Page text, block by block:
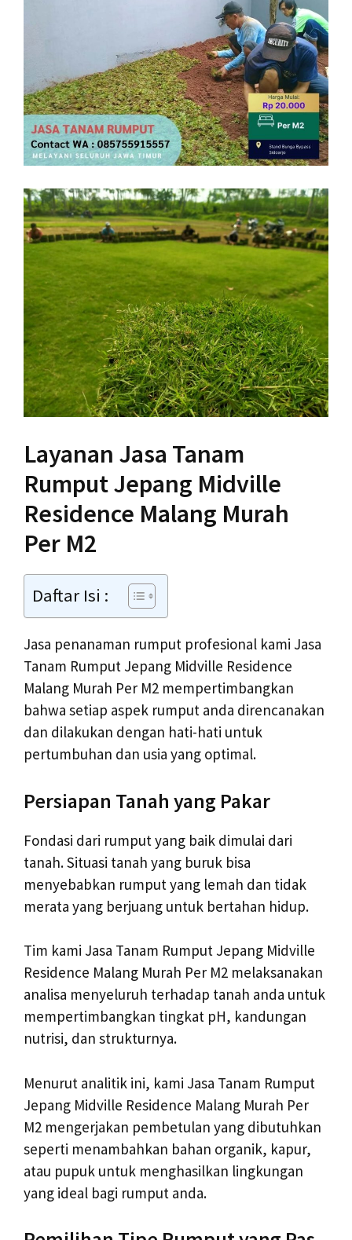
Layanan Jasa Tanam
Rumput Jepang Midville
Residence Malang Murah
Per M2
Daftar Isi :
Jasa penanaman rumput profesional kami Jasa
Tanam Rumput Jepang Midville Residence
Malang Murah Per M2 mempertimbangkan
bahwa setiap aspek rumput anda direncanakan
dan dilakukan dengan hati-hati untuk
pertumbuhan dan usia yang optimal.
Persiapan Tanah yang Pakar
Fondasi dari rumput yang baik dimulai dari
tanah. Situasi tanah yang buruk bisa
menyebabkan rumput yang lemah dan tidak
merata yang berjuang untuk bertahan hidup.
Tim kami Jasa Tanam Rumput Jepang Midville
Residence Malang Murah Per M2 melaksanakan
analisa menyeluruh terhadap tanah anda untuk
mempertimbangkan tingkat pH, kandungan
nutrisi, dan strukturnya.
Menurut analitik ini, kami Jasa Tanam Rumput
Jepang Midville Residence Malang Murah Per
M2 mengerjakan pembetulan yang dibutuhkan
seperti menambahkan bahan organik, kapur,
atau pupuk untuk menghasilkan lingkungan
yang ideal bagi rumput anda.